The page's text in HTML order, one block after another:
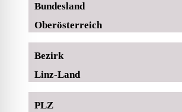
Bundesland
Oberösterreich
Bezirk
Linz-Land
PLZ